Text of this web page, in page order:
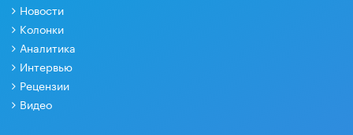
Новости
Колонки
Аналитика
Интервью
Рецензии
Видео